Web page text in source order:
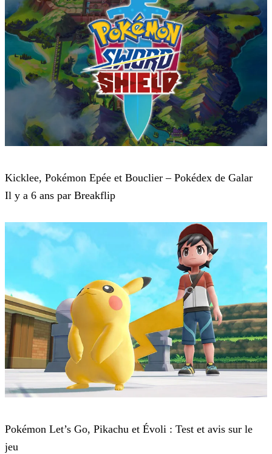
Kicklee, Pokémon Epée et Bouclier – Pokédex de Galar
Il y a 6 ans par Breakflip
Pokémon Let’s Go, Pikachu et Évoli : Test et avis sur le
jeu